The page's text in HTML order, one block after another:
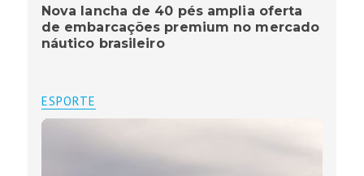
Nova lancha de 40 pés amplia oferta
de embarcações premium no mercado
náutico brasileiro
ESPORTE